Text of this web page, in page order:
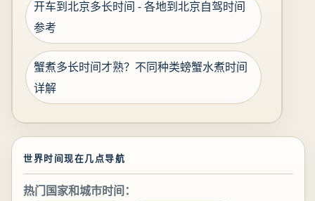
开车到北京多长时间 - 各地到北京自驾时间
参考
蟹煮多长时间才熟？不同种类螃蟹水煮时间
详解
世界时间现在几点导航
热门国家和城市时间：